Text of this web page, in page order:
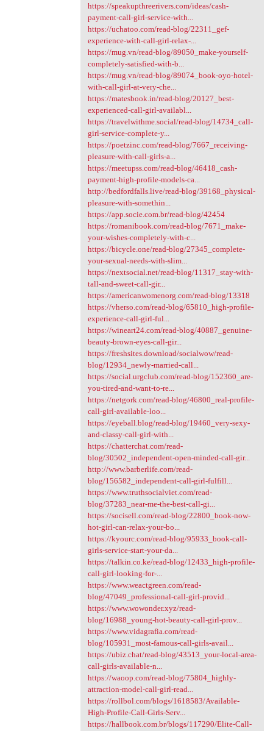
https://speakupthreerivers.com/ideas/cash-
payment-call-girl-service-with...
https://uchatoo.com/read-blog/22311_gef-
experience-with-call-girl-relax-...
https://mug.vn/read-blog/89050_make-yourself-
completely-satisfied-with-b...
https://mug.vn/read-blog/89074_book-oyo-hotel-
with-call-girl-at-very-che...
https://matesbook.in/read-blog/20127_best-
experienced-call-girl-availabl...
https://travelwithme.social/read-blog/14734_call-
girl-service-complete-y...
https://poetzinc.com/read-blog/7667_receiving-
pleasure-with-call-girls-a...
https://meetupss.com/read-blog/46418_cash-
payment-high-profile-models-ca...
http://bedfordfalls.live/read-blog/39168_physical-
pleasure-with-somethin...
https://app.socie.com.br/read-blog/42454
https://romanibook.com/read-blog/7671_make-
your-wishes-completely-with-c...
https://bicycle.one/read-blog/27345_complete-
your-sexual-needs-with-slim...
https://nextsocial.net/read-blog/11317_stay-with-
tall-and-sweet-call-gir...
https://americanwomenorg.com/read-blog/13318
https://vherso.com/read-blog/65810_high-profile-
experience-call-girl-ful...
https://wineart24.com/read-blog/40887_genuine-
beauty-brown-eyes-call-gir...
https://freshsites.download/socialwow/read-
blog/12934_newly-married-call...
https://social.urgclub.com/read-blog/152360_are-
you-tired-and-want-to-re...
https://netgork.com/read-blog/46800_real-profile-
call-girl-available-loo...
https://eyeball.blog/read-blog/19460_very-sexy-
and-classy-call-girl-with...
https://chatterchat.com/read-
blog/30502_independent-open-minded-call-gir...
http://www.barberlife.com/read-
blog/156582_independent-call-girl-fulfill...
https://www.truthsocialviet.com/read-
blog/37283_near-me-the-best-call-gi...
https://socisell.com/read-blog/22800_book-now-
hot-girl-can-relax-your-bo...
https://kyourc.com/read-blog/95933_book-call-
girls-service-start-your-da...
https://talkin.co.ke/read-blog/12433_high-profile-
call-girl-looking-for-...
https://www.weactgreen.com/read-
blog/47049_professional-call-girl-provid...
https://www.wowonder.xyz/read-
blog/16988_young-hot-beauty-call-girl-prov...
https://www.vidagrafia.com/read-
blog/105931_most-famous-call-girls-avail...
https://ubiz.chat/read-blog/43513_your-local-area-
call-girls-available-n...
https://waoop.com/read-blog/75804_highly-
attraction-model-call-girl-read...
https://rollbol.com/blogs/1618583/Available-
High-Profile-Call-Girls-Serv...
https://hallbook.com.br/blogs/117290/Elite-Call-